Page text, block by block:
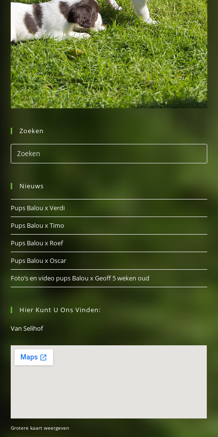
Zoeken
Nieuws
Pups Balou x Verdi
Pups Balou x Timo
Pups Balou x Roef
Pups Balou x Oscar
Foto’s en video pups Balou x Geoff 5 weken oud
Hier Kunt U Ons Vinden:
Van Selihof
Grotere kaart weergeven